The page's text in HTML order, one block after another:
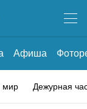
Афиша
мир Дежурная